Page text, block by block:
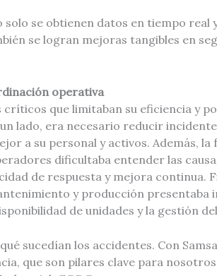
solo se obtienen datos en tiempo real
se logran mejoras tangibles en
operativa
que limitaban su eficiencia y
lado, era necesario reducir
a su personal y activos. Además, la
dificultaba entender las
de respuesta y mejora continua.
y producción presentaba
de unidades y la gestión
sucedían los accidentes. Con
que son pilares clave para